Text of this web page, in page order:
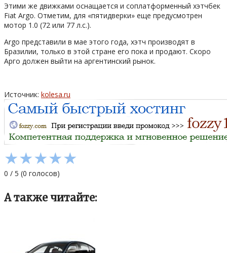
Этими же движками оснащается и соплатформенный хэтчбек
Fiat Argo. Отметим, для «пятидверки» еще предусмотрен
мотор 1.0 (72 или 77 л.с.).
Argo представили в мае этого года, хэтч производят в
Бразилии, только в этой стране его пока и продают. Скоро
Арго должен выйти на аргентинский рынок.
Источник: kolesa.ru
★★★★★
0 / 5 (0 голосов)
А также читайте: